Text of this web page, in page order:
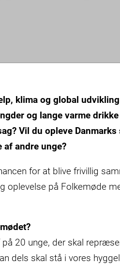
klima og global
og lange varme
Vil du opleve Danmarks
af andre unge?
for at blive frivillig
oplevelse på Folkemøde
20 unge, der skal
dels skal stå i vores